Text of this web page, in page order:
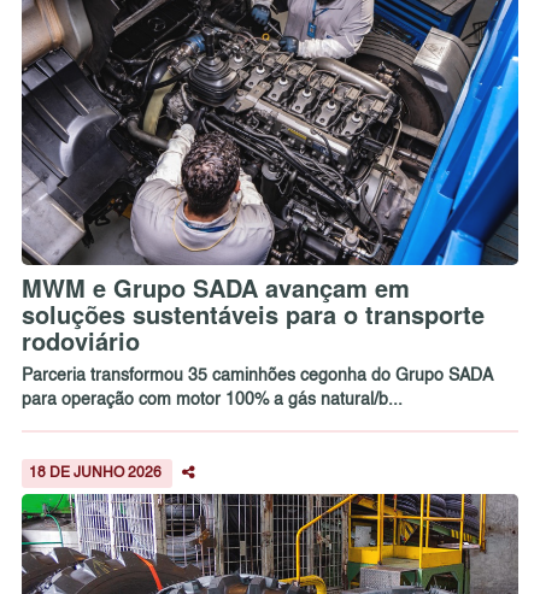
MWM e Grupo SADA avançam em
soluções sustentáveis para o transporte
rodoviário
Parceria transformou 35 caminhões cegonha do Grupo SADA
para operação com motor 100% a gás natural/b...
18 DE JUNHO 2026